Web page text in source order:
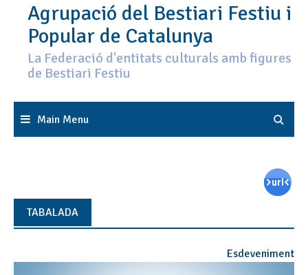
Agrupació del Bestiari Festiu i
Popular de Catalunya
La Federació d'entitats culturals amb figures
de Bestiari Festiu
Main Menu
TABALADA
Esdeveniment